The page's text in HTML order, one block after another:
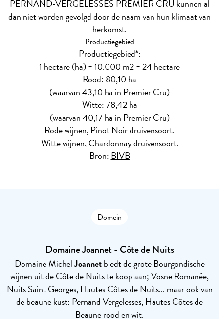
PERNAND-VERGELESSES PREMIER CRU kunnen al
dan niet worden gevolgd door de naam van hun klimaat van
herkomst.
Productiegebied
Productiegebied*:
1 hectare (ha) = 10.000 m2 = 24 hectare
Rood: 80,10 ha
(waarvan 43,10 ha in Premier Cru)
Witte: 78,42 ha
(waarvan 40,17 ha in Premier Cru)
Rode wijnen, Pinot Noir druivensoort.
Witte wijnen, Chardonnay druivensoort.
Bron:BIVB
Domein
Domaine Joannet - Côte de Nuits
Domaine MichelJoannetbiedt de grote Bourgondische
wijnen uit de Côte de Nuits te koop aan; Vosne Romanée,
Nuits Saint Georges, Hautes Côtes de Nuits... maar ook van
de beaune kust: Pernand Vergelesses, Hautes Côtes de
Beaune rood en wit.